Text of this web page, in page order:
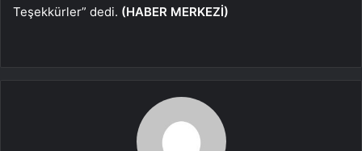
Teşekkürler” dedi. (HABER MERKEZİ)